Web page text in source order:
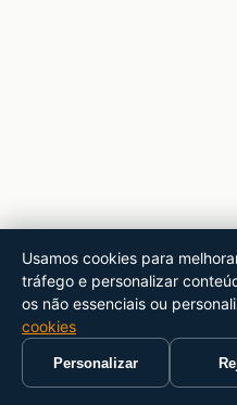
Usamos cookies para
tráfego e personalizar
os não essenciais ou
cookies
Personalizar